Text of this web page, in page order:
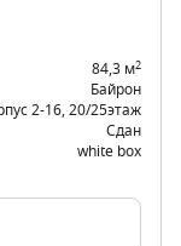
84,3 м2
Байрон
2-16 20/25этаж
Сдан
white box